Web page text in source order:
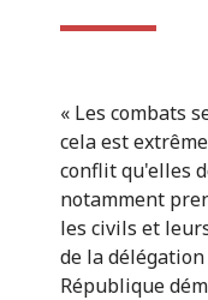
« Les combats
cela est
conflit qu'elles
notamment
les civils et
de la
République